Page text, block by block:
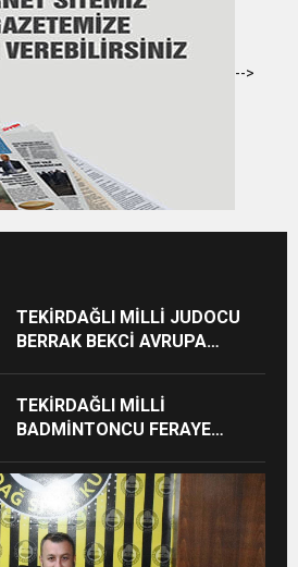
-->
TEKİRDAĞLI MİLLİ JUDOCU
BERRAK BEKCİ AVRUPA
TEKİRDAĞLI MİLLİ
BADMİNTONCU FERAYE
GURURU